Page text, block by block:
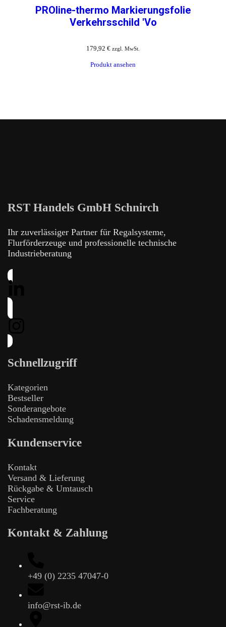
PROline-thermo Markierungsfolie
Verkehrsschild 'Vo
179,92 € zzgl. MwSt.
Produkt ansehen
RST Handels GmbH Schnirch
Ihr zuverlässiger Partner für Regalsysteme,
Flurförderzeuge und professionelle technische
Industrieberatung
Schnellzugriff
Kategorien
Bestseller
Sonderangebote
Schadensmeldung
Kundenservice
Kontakt
Versand & Lieferung
Rückgabe & Umtausch
Service
Fachberatung
Kontakt & Zahlung
+49 (0) 2235 47047-0
info@rst-ib.de